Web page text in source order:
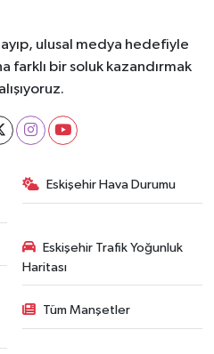
ulusal medya hedefiyle
farklı bir soluk kazandırmak
Eskişehir Hava Durumu
Eskişehir Trafik Yoğunluk
Haritası
Tüm Manşetler